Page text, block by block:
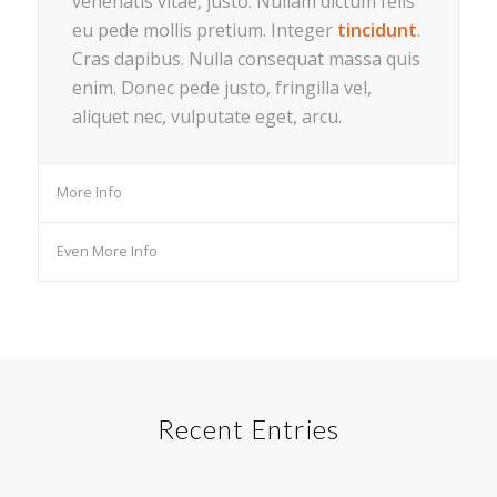
eu pede mollis pretium. Integer tincidunt.
Cras dapibus. Nulla consequat massa quis
enim. Donec pede justo, fringilla vel,
aliquet nec, vulputate eget, arcu.
More Info
Even More Info
Recent Entries